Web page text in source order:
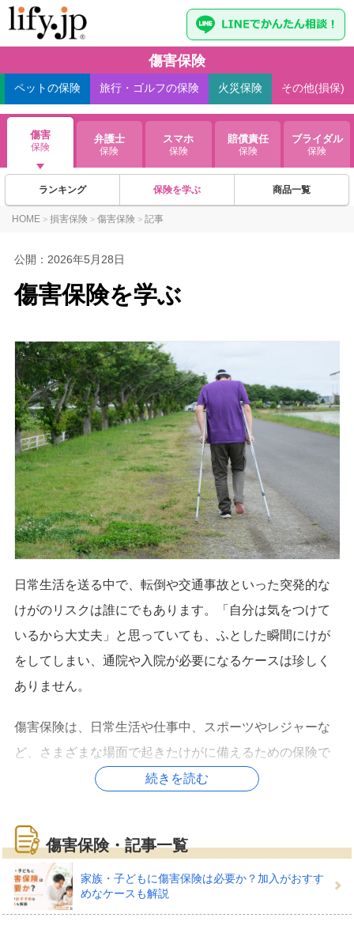
ペットの保険 旅行・ゴルフの保険 火災保険 その他(損保)
傷害
保険
弁護士
保険
スマホ
保険
賠償責任
保険
ブライダル
保険
傷害保険
ランキング 保険を学ぶ 商品一覧
HOME > 損害保険 > 傷害保険 > 記事
公開： 2026年5月28日
傷害保険を学ぶ
日常生活を送る中で、転倒や交通事故といった突発的な
けがのリスクは誰にでもあります。「自分は気をつけて
いるから大丈夫」と思っていても、ふとした瞬間にけが
をしてしまい、通院や入院が必要になるケースは珍しく
ありません。
傷害保険は、日常生活や仕事中、スポーツやレジャーな
ど、さまざまな場面で起きたけがに備えるための保険で
す。病気とけがの両方をカバーする医療保険とは異な
め保険料が医療保険より手ごろに設定されている商品も
多く見られます。
続きを読む
傷害保険・記事一覧
家族・子どもに傷害保険は必要か？加入がおすす
めなケースも解説